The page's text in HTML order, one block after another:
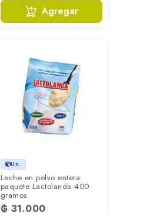
Agregar
Un.
Leche en polvo entera
paquete Lactolanda 400
gramos
₲ 31.000